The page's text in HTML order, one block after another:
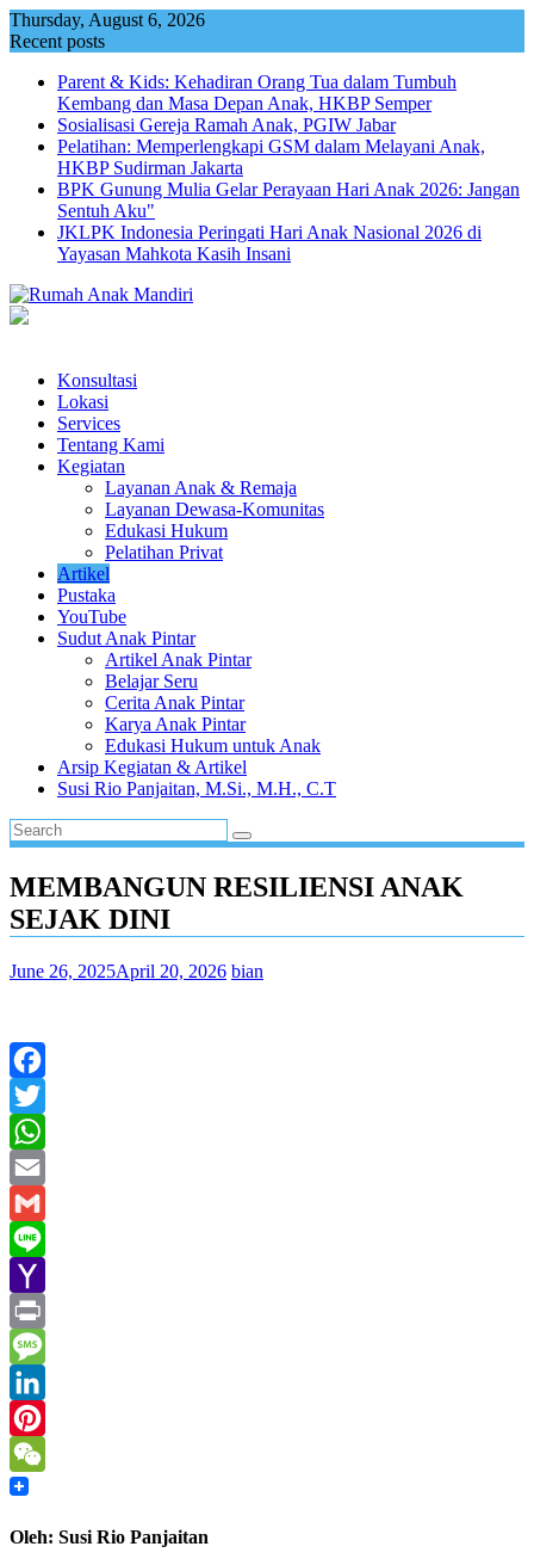
Skip
to
Thursday, August 6, 2026
Recent posts
Parent & Kids: Kehadiran Orang Tua dalam Tumbuh
Kembang dan Masa Depan Anak, HKBP Semper
Sosialisasi Gereja Ramah Anak, PGIW Jabar
Pelatihan: Memperlengkapi GSM dalam Melayani Anak,
HKBP Sudirman Jakarta
BPK Gunung Mulia Gelar Perayaan Hari Anak 2026: Jangan
Sentuh Aku"
JKLPK Indonesia Peringati Hari Anak Nasional 2026 di
Yayasan Mahkota Kasih Insani
Konsultasi
Lokasi
Services
Tentang Kami
Kegiatan
Layanan Anak & Remaja
Layanan Dewasa-Komunitas
Edukasi Hukum
Pelatihan Privat
Artikel
Pustaka
YouTube
Sudut Anak Pintar
Artikel Anak Pintar
Belajar Seru
Cerita Anak Pintar
Karya Anak Pintar
Edukasi Hukum untuk Anak
Arsip Kegiatan & Artikel
Susi Rio Panjaitan, M.Si., M.H., C.T
MEMBANGUN RESILIENSI ANAK
SEJAK DINI
June 26, 2025April 20, 2026 bian
Facebook
Twitter
WhatsApp
Email
Gmail
Line
Yahoo
Mail
Print
Message
LinkedIn
Pinterest
WeChat
Oleh: Susi Rio Panjaitan